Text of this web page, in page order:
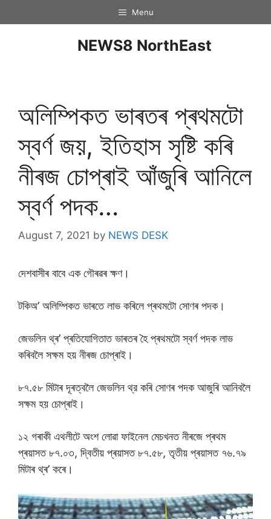
Menu
NEWS8 NorthEast
অলিম্পিকত ভাৰতৰ প্ৰথমটো
স্বৰ্ণ জয়, ইতিহাস সৃষ্টি কৰি
নীৰজ চোপ্ৰাই আঁজুৰি আনিলে
স্বৰ্ণ পদক…
August 7, 2021 by NEWS DESK
দেশবাসীৰ বাবে এক গৌৰৱৰ ক্ষণ।
টকিঅ’ অলিম্পিকত ভাৰতে লাভ কৰিলে প্ৰথমটো সোণৰ পদক।
জেভলিন থ্ৰ’ প্ৰতিযোগিতাত ভাৰতৰ হৈ প্ৰথমটো স্বৰ্ণ পদক লাভ
কৰিবলৈ সক্ষম হয় নীৰজ চোপ্ৰাই।
৮৭.৫৮ মিটাৰ দূৰত্বলৈ জেভলিন থ্র কৰি সোণৰ পদক আজুৰি আনিবলৈ
সক্ষম হয় চোপ্ৰাই।
১২ গৰাকী এথলীটে অংশ লোৱা ফাইনেল মেচখনত নীৰজে প্ৰথম
প্ৰয়াসত ৮৭.০৩, দ্বিতীয় প্ৰয়াসত ৮৭.৫৮, তৃতীয় প্ৰয়াসত ৭৬.৭৯
মিটাৰ থ্ৰ’ কৰে।